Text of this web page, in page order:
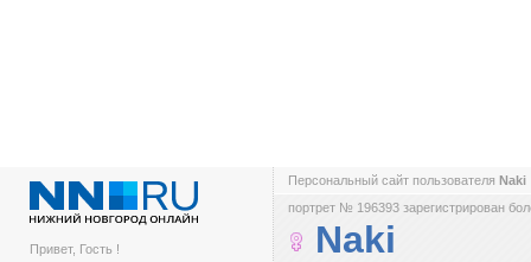
Привет, Гость !
Персональный сайт пользователя Naki
портрет № 196393 зарегистрирован
Naki